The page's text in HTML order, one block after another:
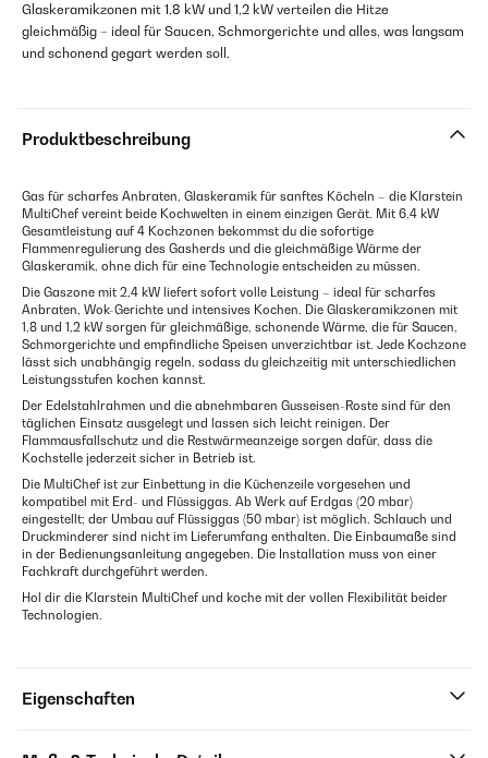
Glaskeramikzonen mit 1,8 kW und 1,2 kW verteilen die Hitze
gleichmäßig – ideal für Saucen, Schmorgerichte und alles, was langsam
und schonend gegart werden soll.
Produktbeschreibung
Gas für scharfes Anbraten, Glaskeramik für sanftes Köcheln – die Klarstein
MultiChef vereint beide Kochwelten in einem einzigen Gerät. Mit 6,4 kW
Gesamtleistung auf 4 Kochzonen bekommst du die sofortige
Flammenregulierung des Gasherds und die gleichmäßige Wärme der
Glaskeramik, ohne dich für eine Technologie entscheiden zu müssen.
Die Gaszone mit 2,4 kW liefert sofort volle Leistung – ideal für scharfes
Anbraten, Wok-Gerichte und intensives Kochen. Die Glaskeramikzonen mit
1,8 und 1,2 kW sorgen für gleichmäßige, schonende Wärme, die für Saucen,
Schmorgerichte und empfindliche Speisen unverzichtbar ist. Jede Kochzone
lässt sich unabhängig regeln, sodass du gleichzeitig mit unterschiedlichen
Leistungsstufen kochen kannst.
Der Edelstahlrahmen und die abnehmbaren Gusseisen-Roste sind für den
täglichen Einsatz ausgelegt und lassen sich leicht reinigen. Der
Flammausfallschutz und die Restwärmeanzeige sorgen dafür, dass die
Kochstelle jederzeit sicher in Betrieb ist.
Die MultiChef ist zur Einbettung in die Küchenzeile vorgesehen und
kompatibel mit Erd- und Flüssiggas. Ab Werk auf Erdgas (20 mbar)
eingestellt; der Umbau auf Flüssiggas (50 mbar) ist möglich. Schlauch und
Druckminderer sind nicht im Lieferumfang enthalten. Die Einbaumaße sind
in der Bedienungsanleitung angegeben. Die Installation muss von einer
Fachkraft durchgeführt werden.
Hol dir die Klarstein MultiChef und koche mit der vollen Flexibilität beider
Technologien.
Eigenschaften